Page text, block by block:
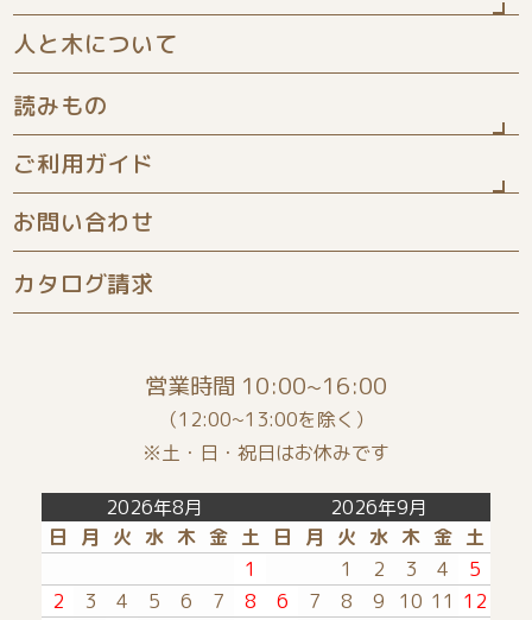
ひな人形
五月人形
きせつ飾り
家具シリーズ
木の名前旗
人と木について
読みもの
お知らせ
商品について
お客様の声
ご利用ガイド
よくある質問
配送について
お問い合わせ
カタログ請求
営業時間 10:00~16:00
（12:00~13:00を除く）
※土・日・祝日はお休みです
2026年8月
日
月 火 水 木 金 土
1
2
3 4 5 6 7
8
2026年9月
日
月 火 水 木 金 土
1
2 3 4
5
6
7 8 9 10 11 12